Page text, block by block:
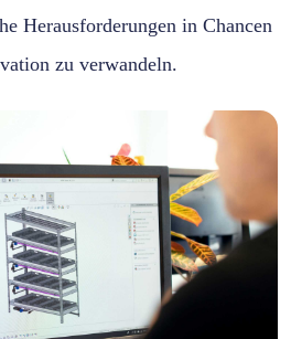
Herausforderungen in Chancen
zu verwandeln.